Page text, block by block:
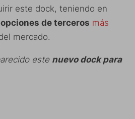
este dock, teniendo en
de terceros más
mercado.
este nuevo dock para